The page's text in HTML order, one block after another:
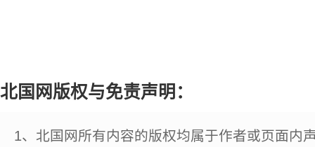
北国网版权与免责声明：
1、北国网所有内容的版权均属于作者或页面内